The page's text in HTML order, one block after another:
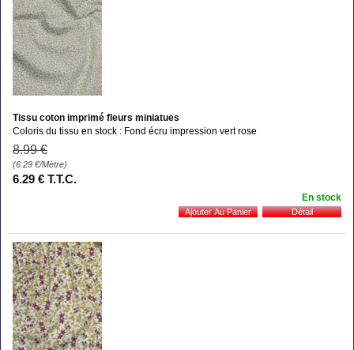
Tissu coton imprimé fleurs miniatues
Coloris du tissu en stock : Fond écru impression vert rose
8.99 €
(6.29 €/Mètre)
6.29 € T.T.C.
En stock